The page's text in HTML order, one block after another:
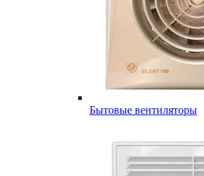
Бытовые вентиляторы